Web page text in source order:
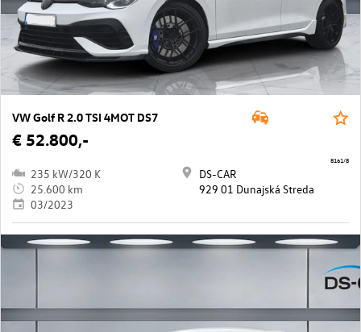
VW Golf R 2.0 TSI 4MOT DS7
€ 52.800,-
235 kW/320 K
25.600 km
03/2023
DS-CAR
929 01 Dunajská Streda
8161/8